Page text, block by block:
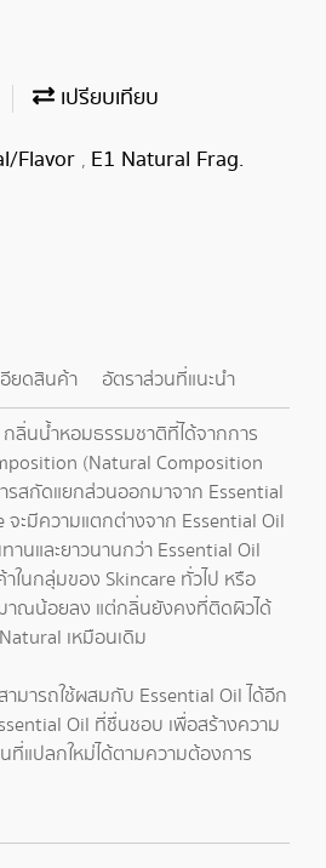
เปรียบเทียบ
Flavor , E1 Natural Frag.
อียดสินค้า
อัตราส่วนที่แนะนำ
ลิ่นน้ำหอมธรรมชาติที่ได้จากการ
(Natural Composition
รสกัดแยกส่วนออกมาจาก Essential
ะมีความแตกต่างจาก Essential Oil
นและยาวนานกว่า Essential Oil
ในกลุ่มของ Skincare ทั่วไป หรือ
มาณน้อยลง แต่กลิ่นยังคงที่ติดผิวได้
เหมือนเดิม
มารถใช้ผสมกับ Essential Oil ได้อีก
Oil ที่ชื่นชอบ เพื่อสร้างความ
ที่แปลกใหม่ได้ตามความต้องการ